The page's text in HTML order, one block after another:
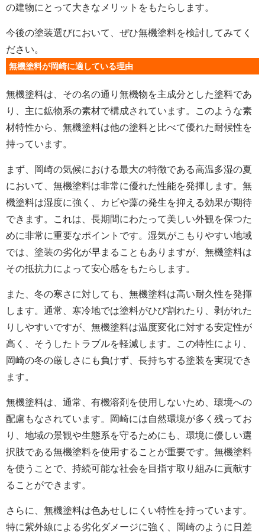
の建物にとって大きなメリットをもたらします。
今後の塗装選びにおいて、ぜひ無機塗料を検討してみてく
ださい。
無機塗料が岡崎に適している理由
無機塗料は、その名の通り無機物を主成分とした塗料であ
り、主に鉱物系の素材で構成されています。このような素
材特性から、無機塗料は他の塗料と比べて優れた耐候性を
持っています。
まず、岡崎の気候における最大の特徴である高温多湿の夏
において、無機塗料は非常に優れた性能を発揮します。無
機塗料は湿度に強く、カビや藻の発生を抑える効果が期待
できます。これは、長期間にわたって美しい外観を保つた
めに非常に重要なポイントです。湿気がこもりやすい地域
では、塗装の劣化が早まることもありますが、無機塗料は
その抵抗力によって安心感をもたらします。
また、冬の寒さに対しても、無機塗料は高い耐久性を発揮
します。通常、寒冷地では塗料がひび割れたり、剥がれた
りしやすいですが、無機塗料は温度変化に対する安定性が
高く、そうしたトラブルを軽減します。この特性により、
岡崎の冬の厳しさにも負けず、長持ちする塗装を実現でき
ます。
無機塗料は、通常、有機溶剤を使用しないため、環境への
配慮もなされています。岡崎には自然環境が多く残ってお
り、地域の景観や生態系を守るためにも、環境に優しい選
択肢である無機塗料を使用することが重要です。無機塗料
を使うことで、持続可能な社会を目指す取り組みに貢献す
ることができます。
さらに、無機塗料は色あせしにくい特性を持っています。
特に紫外線による劣化ダメージに強く、岡崎のように日差